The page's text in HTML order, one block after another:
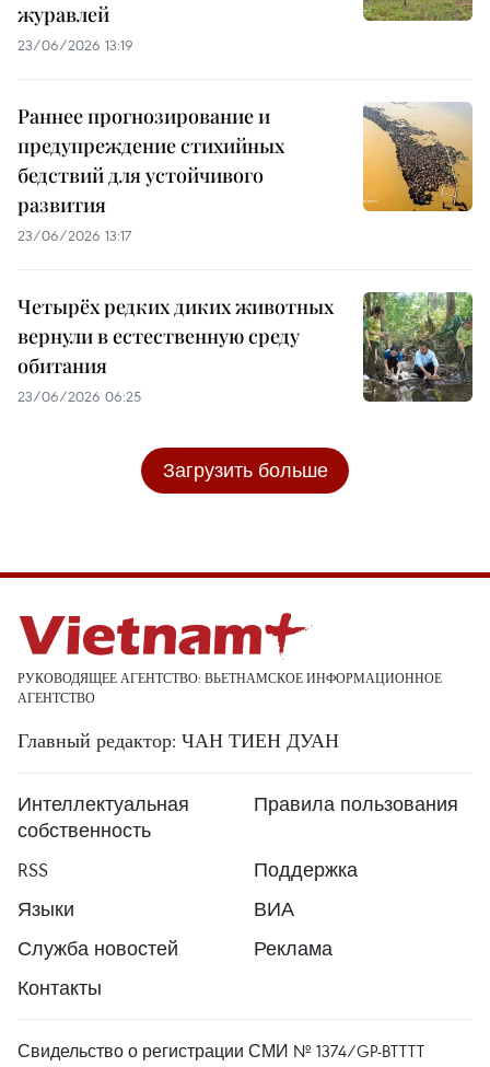
журавлей
23/06/2026 13:19
Раннее прогнозирование и
предупреждение стихийных
бедствий для устойчивого
развития
23/06/2026 13:17
Четырёх редких диких животных
вернули в естественную среду
обитания
23/06/2026 06:25
Загрузить больше
РУКОВОДЯЩЕЕ АГЕНТСТВО: ВЬЕТНАМСКОЕ ИНФОРМАЦИОННОЕ
АГЕНТСТВО
Главный редактор: ЧАН ТИЕН ДУАН
Интеллектуальная
собственность
Правила пользования
RSS
Поддержка
Языки
ВИА
Служба новостей
Реклама
Контакты
Свидельство о регистрации СМИ № 1374/GP-BTTTT